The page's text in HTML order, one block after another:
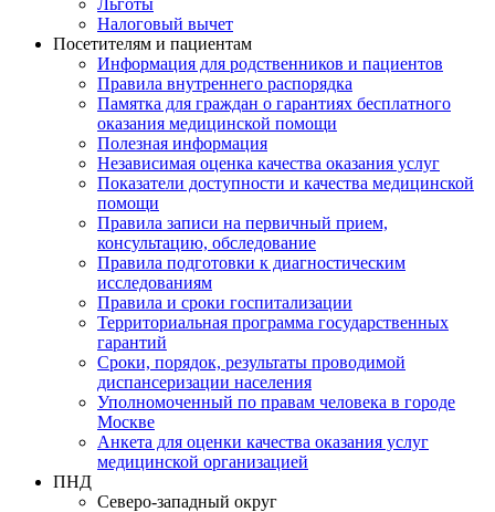
Льготы
Налоговый вычет
Посетителям и пациентам
Информация для родственников и пациентов
Правила внутреннего распорядка
Памятка для граждан о гарантиях бесплатного
оказания медицинской помощи
Полезная информация
Независимая оценка качества оказания услуг
Показатели доступности и качества медицинской
помощи
Правила записи на первичный прием,
консультацию, обследование
Правила подготовки к диагностическим
исследованиям
Правила и сроки госпитализации
Территориальная программа государственных
гарантий
Сроки, порядок, результаты проводимой
диспансеризации населения
Уполномоченный по правам человека в городе
Москве
Анкета для оценки качества оказания услуг
медицинской организацией
ПНД
Северо-западный округ